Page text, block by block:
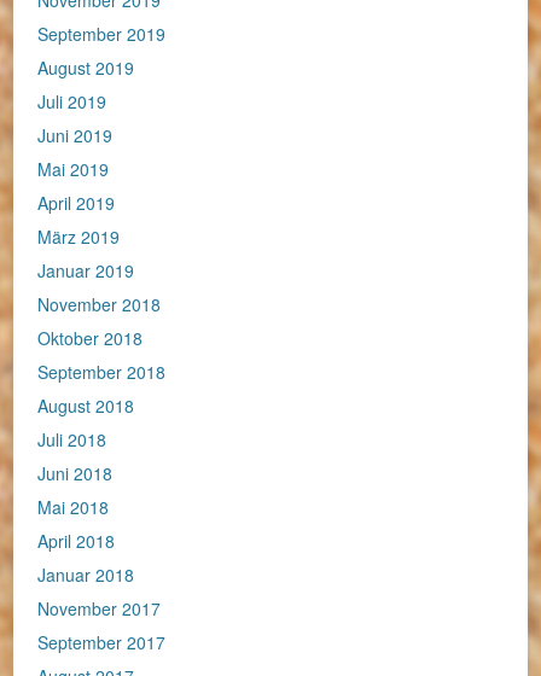
September 2019
August 2019
Juli 2019
Juni 2019
Mai 2019
April 2019
März 2019
Januar 2019
November 2018
Oktober 2018
September 2018
August 2018
Juli 2018
Juni 2018
Mai 2018
April 2018
Januar 2018
November 2017
September 2017